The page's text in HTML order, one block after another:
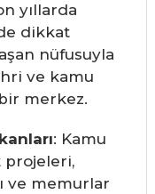
yıllarda
dikkat
nüfusuyla
ve kamu
merkez.
: Kamu
projeleri,
ve memurlar